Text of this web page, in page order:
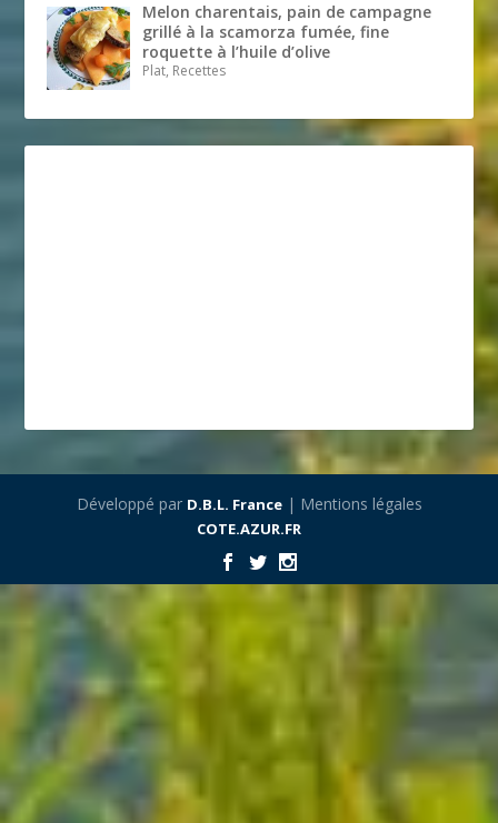
Melon charentais, pain de campagne
grillé à la scamorza fumée, fine
roquette à l’huile d’olive
Plat, Recettes
Développé par D.B.L. France| Mentions légales
COTE.AZUR.FR